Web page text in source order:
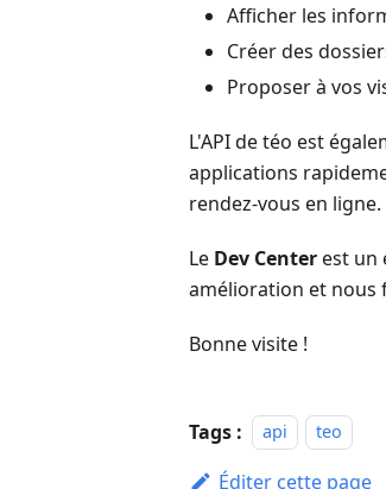
Afficher les
Créer des
Proposer à vos
L'API de téo est
applications
rendez-vous en ligne.
Le Dev Centerest un
amélioration et nous
Bonne visite !
Tags : api teo
Éditer cette page